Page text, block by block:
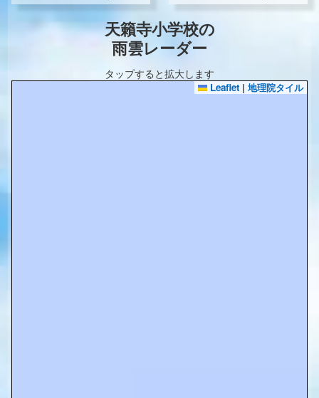
天籟寺小学校の
雨雲レーダー
タップすると拡大します
Leaflet | 地理院タイル